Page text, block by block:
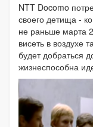
NTT Docomo
своего детища -
не раньше марта
висеть в воздухе
будет добраться
жизнеспособна